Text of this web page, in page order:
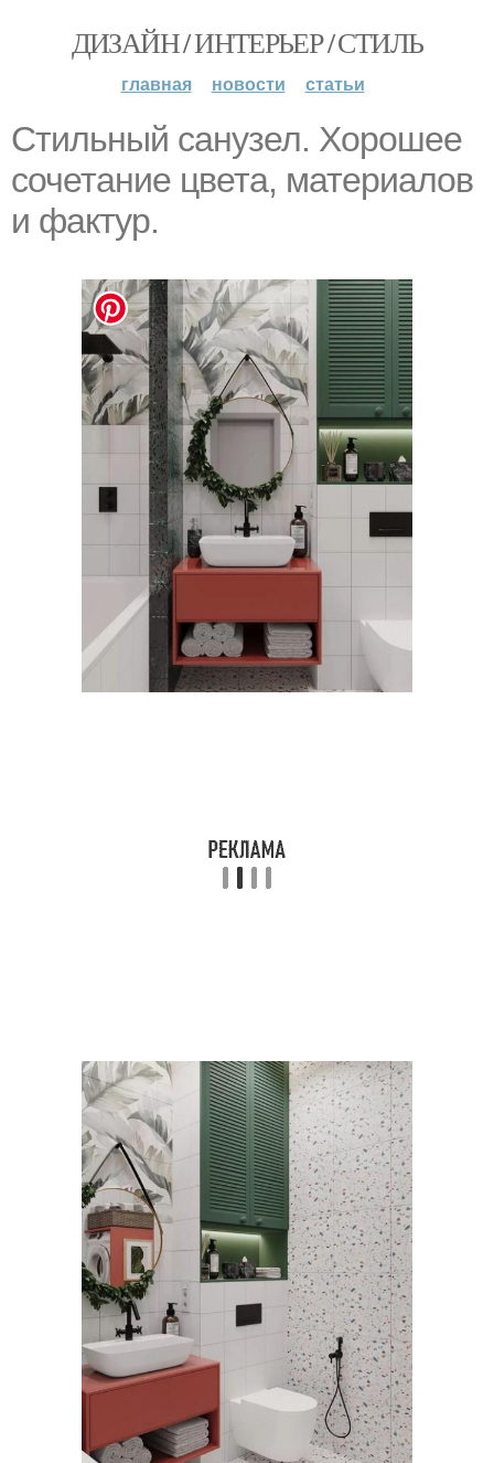
ДИЗАЙН / ИНТЕРЬЕР / СТИЛЬ
главная новости статьи
Стильный санузел. Хорошее
сочетание цвета, материалов
и фактур.